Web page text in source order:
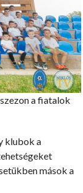
a fiatalok
klubok a
mások a